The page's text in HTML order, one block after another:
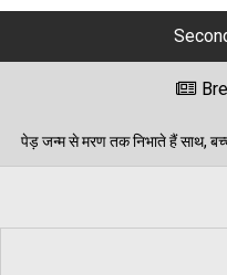
बच्चों की प्रतिभा चमकाकर वरिष्ठ